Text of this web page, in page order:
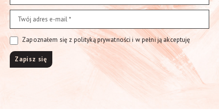
Zapoznałem się z polityką prywatności i w pełni ją akceptuję